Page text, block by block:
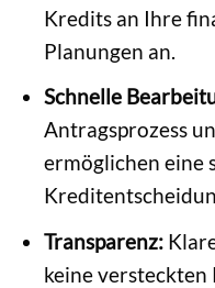
Kredits an Ihre
Planungen an.
Schnelle
Antragsprozess
ermöglichen eine
Transparenz:
keine versteckten